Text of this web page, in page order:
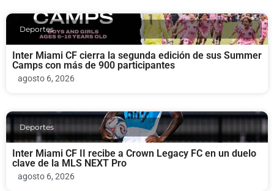
Deportes
Inter Miami CF cierra la segunda edición de sus Summer
Camps con más de 900 participantes
agosto 6, 2026
Deportes
Inter Miami CF II recibe a Crown Legacy FC en un duelo
clave de la MLS NEXT Pro
agosto 6, 2026